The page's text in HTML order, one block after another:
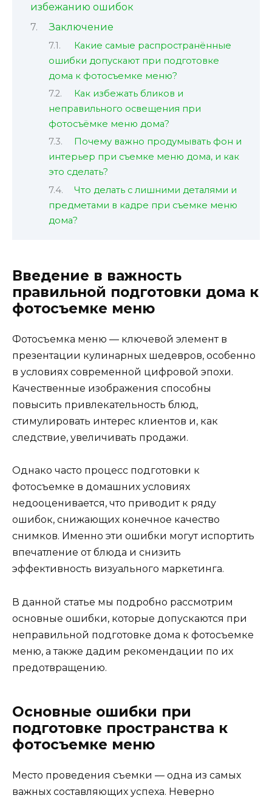
избежанию ошибок
Заключение
Какие самые распространённые
ошибки допускают при подготовке
дома к фотосъемке меню?
Как избежать бликов и
неправильного освещения при
фотосъёмке меню дома?
Почему важно продумывать фон и
интерьер при съемке меню дома, и как
это сделать?
Что делать с лишними деталями и
предметами в кадре при съемке меню
дома?
Введение в важность
правильной подготовки дома к
фотосъемке меню
Фотосъемка меню — ключевой элемент в
презентации кулинарных шедевров, особенно
в условиях современной цифровой эпохи.
Качественные изображения способны
повысить привлекательность блюд,
стимулировать интерес клиентов и, как
следствие, увеличивать продажи.
Однако часто процесс подготовки к
фотосъемке в домашних условиях
недооценивается, что приводит к ряду
ошибок, снижающих конечное качество
снимков. Именно эти ошибки могут испортить
впечатление от блюда и снизить
эффективность визуального маркетинга.
В данной статье мы подробно рассмотрим
основные ошибки, которые допускаются при
неправильной подготовке дома к фотосъемке
меню, а также дадим рекомендации по их
предотвращению.
Основные ошибки при
подготовке пространства к
фотосъемке меню
Место проведения съемки — одна из самых
важных составляющих успеха. Неверно